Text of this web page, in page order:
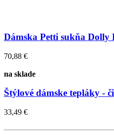
Dámska Petti sukňa Dolly
70,88 €
na sklade
Štýlové dámske tepláky -
33,49 €